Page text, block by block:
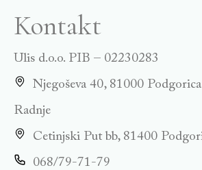
Kontakt
Ulis d.o.o. PIB – 02230283
Njegoševa 40, 81000 Podgorica
Radnje
Cetinjski Put bb, 81400
068/79-71-79